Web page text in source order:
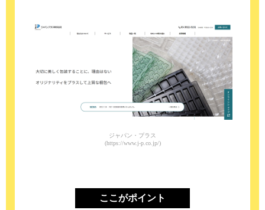
ジャパン・プラス
(https://www.j-p.co.jp/)
ここがポイント